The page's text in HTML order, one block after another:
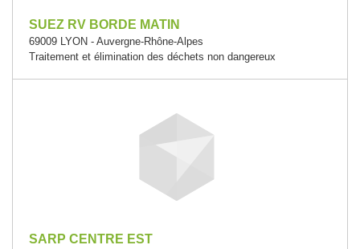
SUEZ RV BORDE MATIN
69009 LYON - Auvergne-Rhône-Alpes
Traitement et élimination des déchets non dangereux
SARP CENTRE EST